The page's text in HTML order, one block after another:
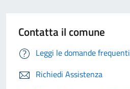
Contatta il comune
Leggi le domande frequenti
Richiedi Assistenza